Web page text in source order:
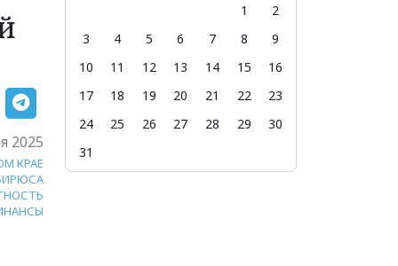
2025
КРАЕ
1
2
3
4 5 6 7 8
9
10
11 12 13 14 15
16
17
18 19 20 21 22
23
24
25 26 27 28 29
30
31